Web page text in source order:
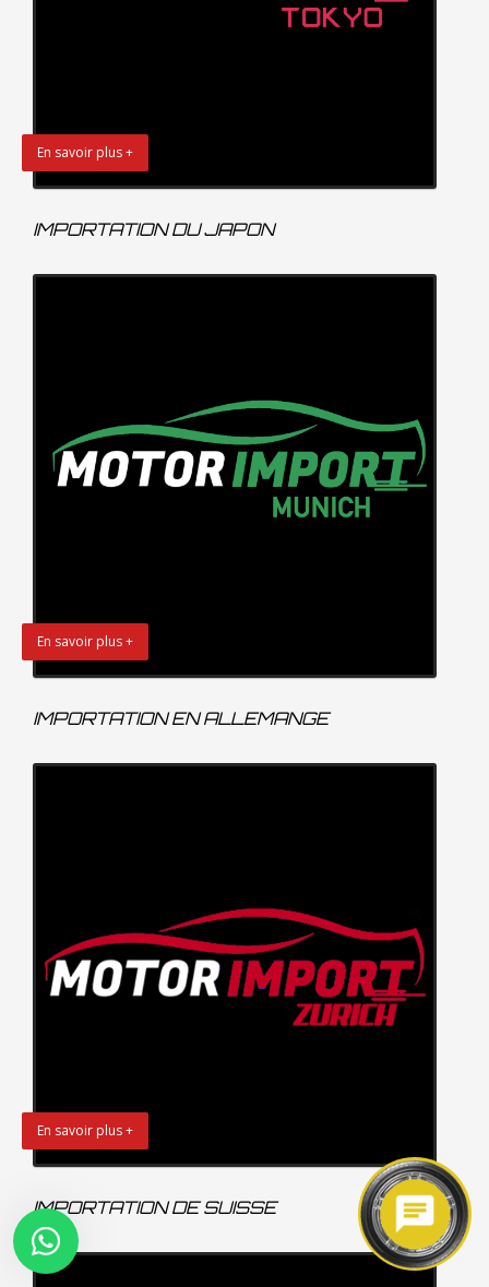
En savoir plus +
IMPORTATION DU JAPON
En savoir plus +
IMPORTATION EN ALLEMANGE
En savoir plus +
IMPORTATION DE SUISSE